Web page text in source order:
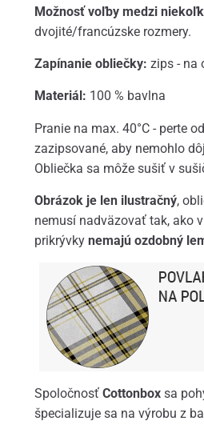
Možnosť voľby medzi
dvojité/francúzske rozmery.
Zapínanie obliečky: zips - na
Materiál: 100 % bavlna
Pranie na max. 40°C - perte
zazipsované, aby nemohlo
Obliečka sa môže sušiť v
Obrázok je len ilustračný,
nemusí nadväzovať tak, ako
prikrývky nemajú ozdobný
Spoločnosť Cottonboxsa
špecializuje sa na výrobu z